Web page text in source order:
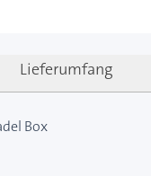
Lieferumfang
Box